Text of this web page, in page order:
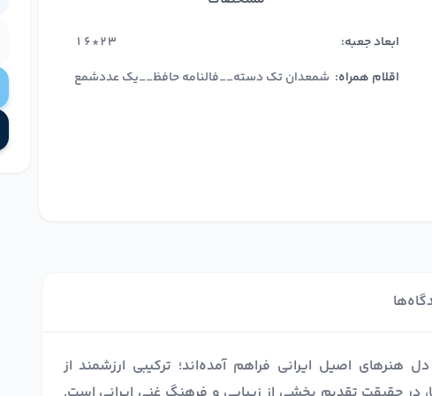
ابعاد جعبه:
23*16
اقلام همراه: شمعدان تک دسته__فالنامه حافظ__یک عددشمع
هنرهای اصیل ایرانی فراهم آمده‌اند؛ ترکیبی ارزشمند از